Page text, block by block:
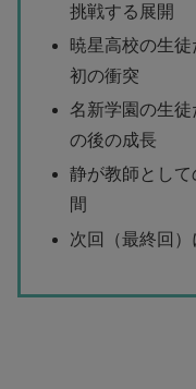
挑戦する展開
暁星高校の生
初の衝突
名新学園の生
の後の成長
静が教師とし
間
次回（最終回